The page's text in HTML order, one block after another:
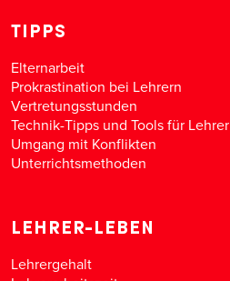
TIPPS
Elternarbeit
Prokrastination bei Lehrern
Vertretungsstunden
Technik-Tipps und Tools für Lehrer
Umgang mit Konflikten
Unterrichtsmethoden
LEHRER-LEBEN
Lehrergehalt